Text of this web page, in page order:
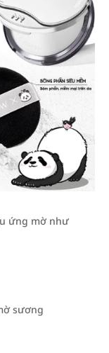
ứng mờ như
sương